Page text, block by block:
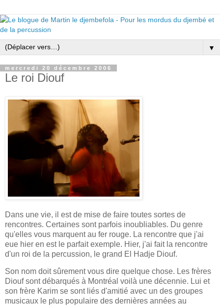
▼
mercredi 20 décembre 2006
Le roi Diouf
Dans une vie, il est de mise de faire toutes sortes de
rencontres. Certaines sont parfois inoubliables. Du genre
qu'elles vous marquent au fer rouge. La rencontre que j'ai
eue hier en est le parfait exemple. Hier, j'ai fait la rencontre
d'un roi de la percussion, le grand El Hadje Diouf.
Son nom doit sûrement vous dire quelque chose. Les frères
Diouf sont débarqués à Montréal voilà une décennie. Lui et
son frère Karim se sont liés d'amitié avec un des groupes
musicaux le plus populaire des dernières années au